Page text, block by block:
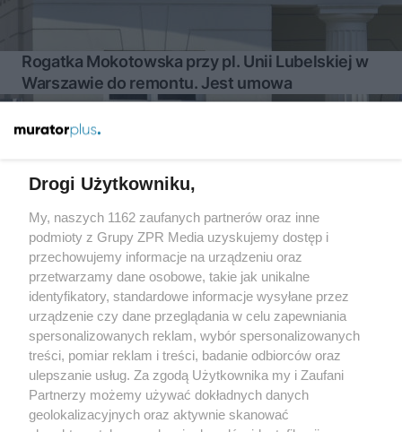
Rogatka Mokotowska przy pl. Unii Lubelskiej w
Warszawie do remontu. Jest umowa
Żaden utwór zamieszczony w serwisie nie może być powielany i
rozpowszechniany lub dalej rozpowszechniany w jakikolwiek
sposób (w tym także elektroniczny lub mechaniczny) na
jakimkolwiek polu eksploatacji w jakiejkolwiek formie, włącznie z
umieszczaniem w Internecie bez pisemnej zgody właściciela praw.
Jakiekolwiek użycie lub wykorzystanie utworów w całości lub w
części z naruszeniem prawa, tzn. bez właściwej zgody, jest
zabronione pod groźbą kary i może być ścigane prawnie.
Drogi Użytkowniku,
My, naszych 1162 zaufanych partnerów oraz inne
podmioty z Grupy ZPR Media uzyskujemy dostęp i
przechowujemy informacje na urządzeniu oraz
przetwarzamy dane osobowe, takie jak unikalne
identyfikatory, standardowe informacje wysyłane przez
urządzenie czy dane przeglądania w celu zapewniania
spersonalizowanych reklam, wybór spersonalizowanych
treści, pomiar reklam i treści, badanie odbiorców oraz
ulepszanie usług. Za zgodą Użytkownika my i Zaufani
Partnerzy możemy używać dokładnych danych
geolokalizacyjnych oraz aktywnie skanować